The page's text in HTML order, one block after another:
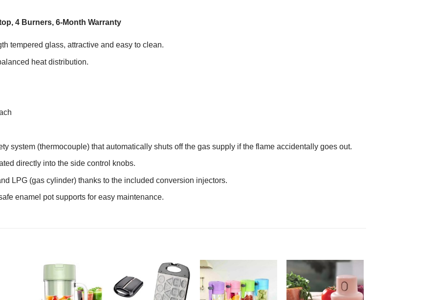
4 Burners, 6-Month Warranty
tempered glass, attractive and easy to clean.
heat distribution.
system (thermocouple) that automatically shuts off the gas supply if the flame accidentally goes out.
directly into the side control knobs.
LPG (gas cylinder) thanks to the included conversion injectors.
enamel pot supports for easy maintenance.
AJOUTER
À MES
AJOUTER
À MES
AJOUTER
À MES
AJOUTER
À MES